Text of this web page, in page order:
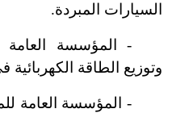
السيارات المبردة.
-المؤسسة العامة
وتوزيع الطاقة
-المؤسسة العامة